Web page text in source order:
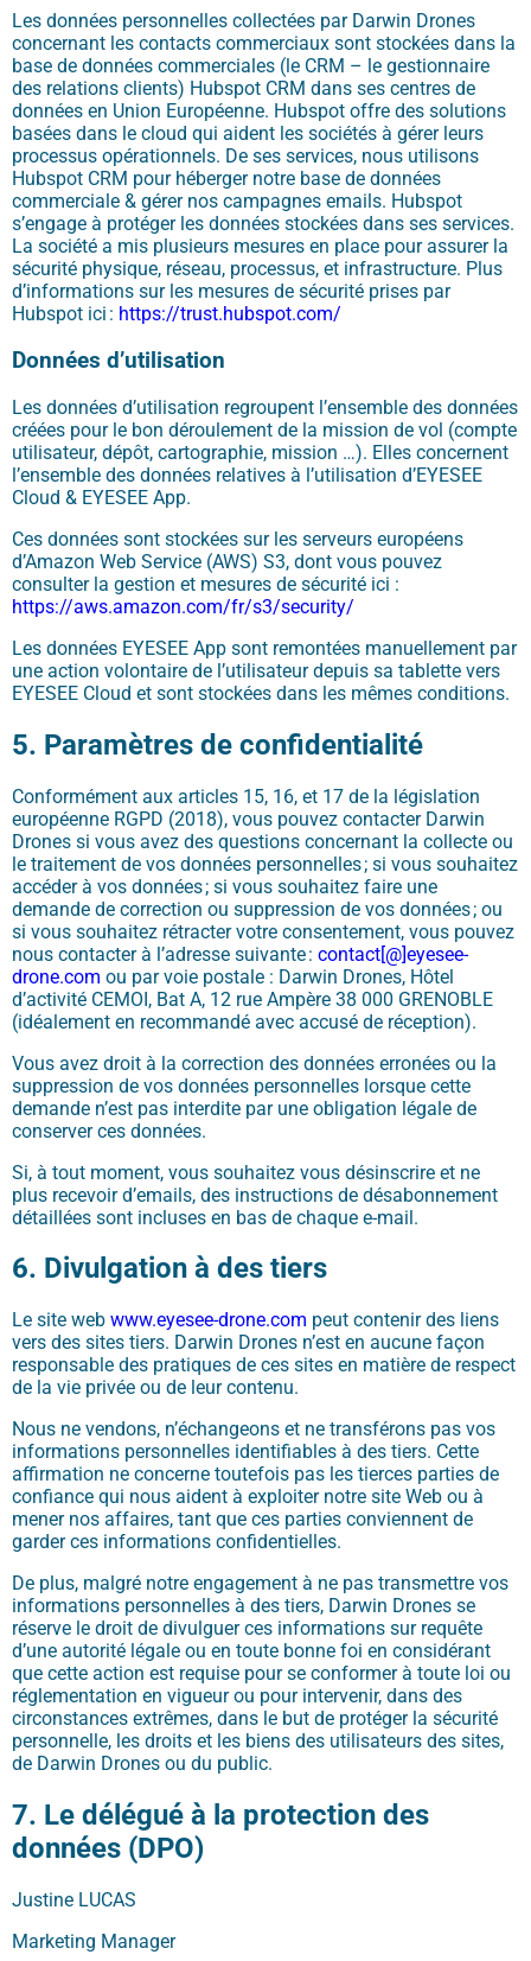
Les données personnelles collectées par Darwin Drones
concernant les contacts commerciaux sont stockées dans la
base de données commerciales (le CRM – le gestionnaire
des relations clients) Hubspot CRM dans ses centres de
données en Union Européenne. Hubspot offre des solutions
basées dans le cloud qui aident les sociétés à gérer leurs
processus opérationnels. De ses services, nous utilisons
Hubspot CRM pour héberger notre base de données
commerciale & gérer nos campagnes emails. Hubspot
s’engage à protéger les données stockées dans ses services.
La société a mis plusieurs mesures en place pour assurer la
sécurité physique, réseau, processus, et infrastructure. Plus
d’informations sur les mesures de sécurité prises par
Hubspot ici : https://trust.hubspot.com/
Données d’utilisation
Les données d’utilisation regroupent l’ensemble des données
créées pour le bon déroulement de la mission de vol (compte
utilisateur, dépôt, cartographie, mission …). Elles concernent
l’ensemble des données relatives à l’utilisation d’EYESEE
Cloud & EYESEE App.
Ces données sont stockées sur les serveurs européens
d’Amazon Web Service (AWS) S3, dont vous pouvez
consulter la gestion et mesures de sécurité ici :
https://aws.amazon.com/fr/s3/security/
Les données EYESEE App sont remontées manuellement par
une action volontaire de l’utilisateur depuis sa tablette vers
EYESEE Cloud et sont stockées dans les mêmes conditions.
5. Paramètres de confidentialité
Conformément aux articles 15, 16, et 17 de la législation
européenne RGPD (2018), vous pouvez contacter Darwin
Drones si vous avez des questions concernant la collecte ou
le traitement de vos données personnelles ; si vous souhaitez
accéder à vos données ; si vous souhaitez faire une
demande de correction ou suppression de vos données ; ou
si vous souhaitez rétracter votre consentement, vous pouvez
nous contacter à l’adresse suivante : contact[@]eyesee-
drone.com ou par voie postale : Darwin Drones, Hôtel
d’activité CEMOI, Bat A, 12 rue Ampère 38 000 GRENOBLE
(idéalement en recommandé avec accusé de réception).
Vous avez droit à la correction des données erronées ou la
suppression de vos données personnelles lorsque cette
demande n’est pas interdite par une obligation légale de
conserver ces données.
Si, à tout moment, vous souhaitez vous désinscrire et ne
plus recevoir d’emails, des instructions de désabonnement
détaillées sont incluses en bas de chaque e-mail.
6. Divulgation à des tiers
Le site web www.eyesee-drone.com peut contenir des liens
vers des sites tiers. Darwin Drones n’est en aucune façon
responsable des pratiques de ces sites en matière de respect
de la vie privée ou de leur contenu.
Nous ne vendons, n’échangeons et ne transférons pas vos
informations personnelles identifiables à des tiers. Cette
affirmation ne concerne toutefois pas les tierces parties de
confiance qui nous aident à exploiter notre site Web ou à
mener nos affaires, tant que ces parties conviennent de
garder ces informations confidentielles.
De plus, malgré notre engagement à ne pas transmettre vos
informations personnelles à des tiers, Darwin Drones se
réserve le droit de divulguer ces informations sur requête
d’une autorité légale ou en toute bonne foi en considérant
que cette action est requise pour se conformer à toute loi ou
réglementation en vigueur ou pour intervenir, dans des
circonstances extrêmes, dans le but de protéger la sécurité
personnelle, les droits et les biens des utilisateurs des sites,
de Darwin Drones ou du public.
7. Le délégué à la protection des
données (DPO)
Justine LUCAS
Marketing Manager